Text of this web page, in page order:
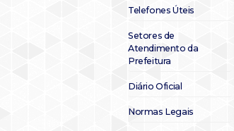
Telefones Úteis
Setores de
Atendimento da
Prefeitura
Diário Oficial
Normas Legais